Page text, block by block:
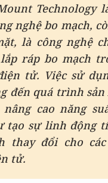
Technology
nghệ bo mạch,
là công nghệ
ráp bo mạch
tử. Việc sử
đến quá trình
nâng cao năng
tạo sự linh động
thay đổi cho
tử.